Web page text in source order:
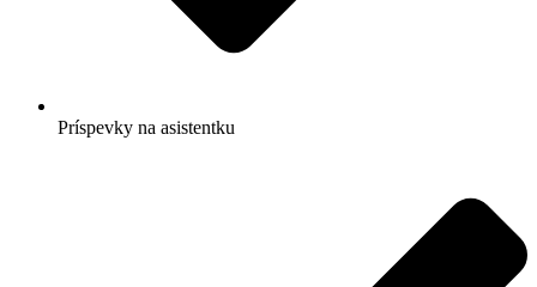
Príspevky na asistentku